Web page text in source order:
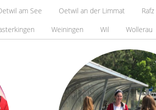
am See Oetwil an der Limmat Rafz
Weiningen Wil Wollerau